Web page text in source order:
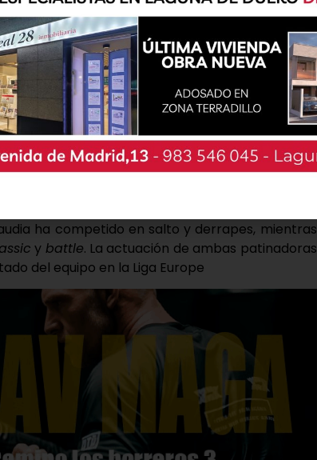
López y Lucía Vega han formado parte del
ha competido en salto y derrapes, mientras
y battle. La actuación de ambas patinadoras
del equipo en la Liga Europe